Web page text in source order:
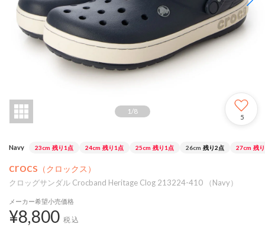
1 /8
5
Navy 23cm 残り1点 24cm 残り1点 25cm 残り1点 26cm 残り2点 27cm 残
crocs （クロックス）
クロッグサンダル Crocband Heritage Clog 213224-410 （Navy）
メーカー希望小売価格
¥8,800 税込